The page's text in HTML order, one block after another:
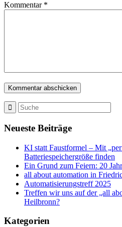
Kommentar *
Neueste Beiträge
KI statt Faustformel – Mit
Batteriespeichergröße finden
Ein Grund zum Feiern: 20
all about automation in
Automatisierungstreff 2025
Treffen wir uns auf der „all
Heilbronn?
Kategorien